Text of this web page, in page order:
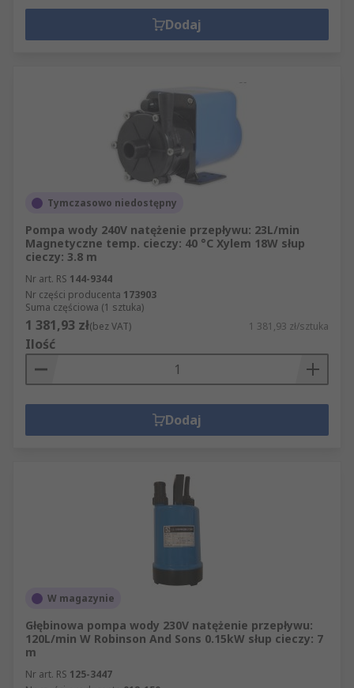
Dodaj
Tymczasowo niedostępny
Pompa wody 240V natężenie przepływu: 23L/min
Magnetyczne temp. cieczy: 40 °C Xylem 18W słup
cieczy: 3.8 m
Nr art. RS 144-9344
Nr części producenta 173903
Suma częściowa (1 sztuka)
1 381,93 zł(bez VAT) 1 381,93 zł/sztuka
Ilość
Dodaj
W magazynie
Głębinowa pompa wody 230V natężenie przepływu:
120L/min W Robinson And Sons 0.15kW słup cieczy: 7
m
Nr art. RS 125-3447